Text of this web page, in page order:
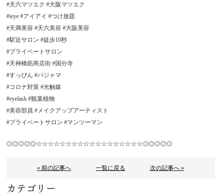
#天六マツエク #大阪マツエク
#ieye #アイアイ #つけ放題
#天満美容 #天六美容 #大阪美容
#駅近サロン #徒歩10秒
#プライベートサロン
#天神橋筋商店街 #国分寺
#すっぴん #パジャマ
#コロナ対策 #光触媒
#eyelash #観葉植物
#美容部員 #メイクアップアーティスト
#プライベートサロン #マンツーマン
◎◎◎◎◎☆☆☆☆☆☆☆☆☆☆☆☆☆☆☆☆☆☆◎◎◎◎◎
« 前の記事へ 一覧に戻る 次の記事へ »
カテゴリー